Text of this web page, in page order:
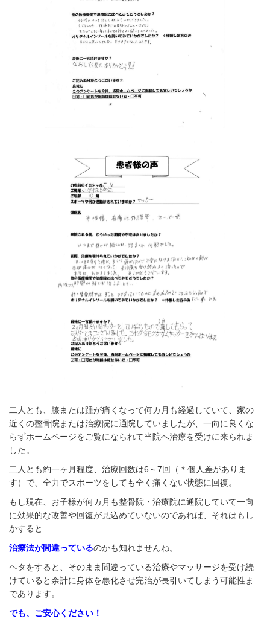
二人とも、膝または踵が痛くなって何カ月も経過していて、家の
近くの整骨院または治療院に通院していましたが、一向に良くな
らずホームページをご覧になられて当院へ治療を受けに来られま
した。
二人とも約一ヶ月程度、治療回数は6～7回（＊個人差がありま
す）で、全力でスポーツをしても全く痛くない状態に回復。
もし現在、お子様が何カ月も整骨院・治療院に通院していて一向
に効果的な改善や回復が見込めていないのであれば、それはもし
かすると
治療法が間違っているのかも知れませんね。
ヘタをすると、そのまま間違っている治療やマッサージを受け続
けていると余計に身体を悪化させ完治が長引いてしまう可能性ま
であります。
でも、ご安心ください！